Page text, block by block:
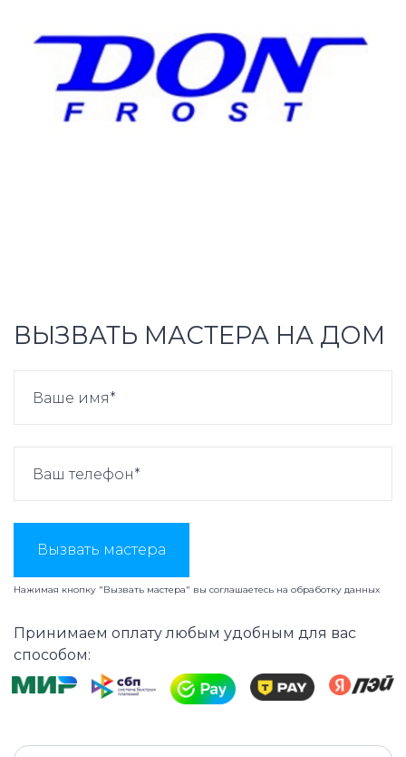
ВЫЗВАТЬ МАСТЕРА НА ДОМ
Вызвать мастера
Нажимая кнопку "Вызвать мастера" вы соглашаетесь на обработку данных
Принимаем оплату любым удобным для вас
способом: